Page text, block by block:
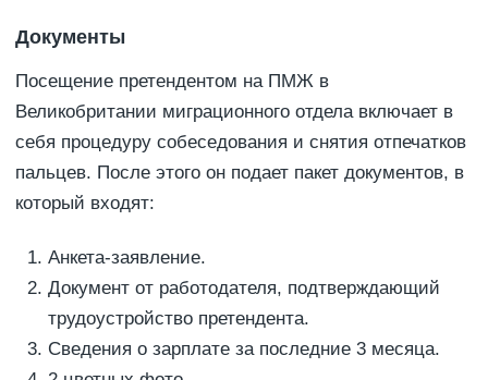
Документы
Посещение претендентом на ПМЖ в
Великобритании миграционного отдела включает в
себя процедуру собеседования и снятия отпечатков
пальцев. После этого он подает пакет документов, в
который входят:
Анкета-заявление.
Документ от работодателя, подтверждающий
трудоустройство претендента.
Сведения о зарплате за последние 3 месяца.